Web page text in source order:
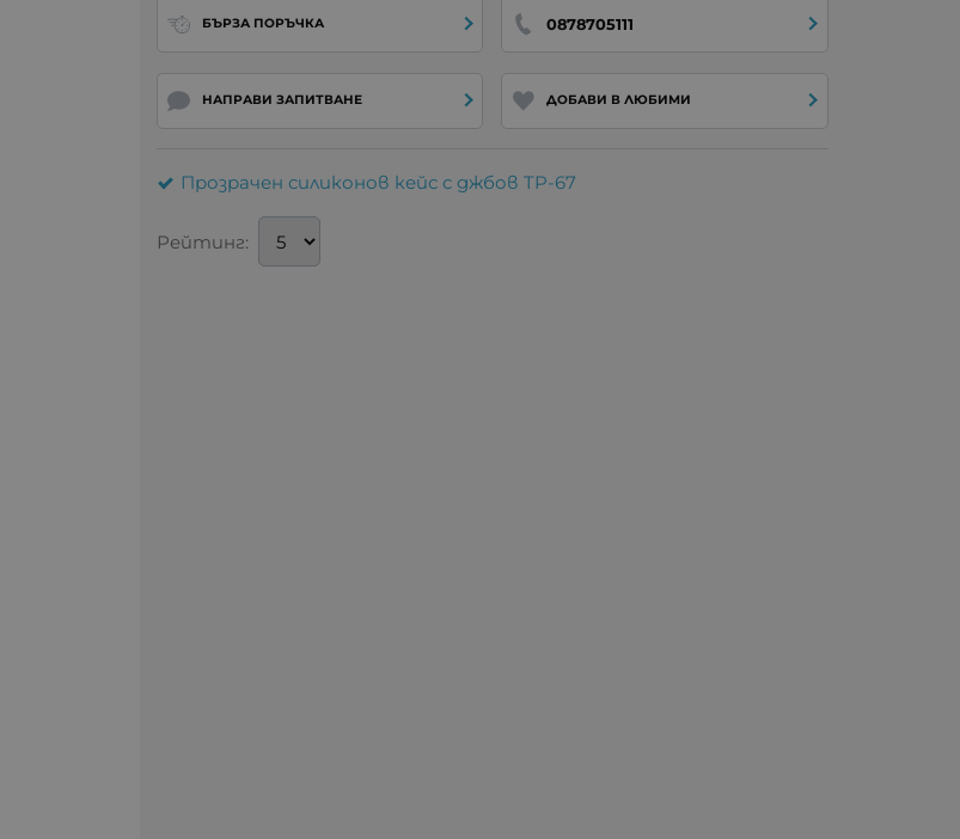
БЪРЗА ПОРЪЧКА 0878705111
НАПРАВИ ЗАПИТВАНЕ ДОБАВИ В ЛЮБИМИ
Прозрачен силиконов кейс с джбов TP-67
Рейтинг: